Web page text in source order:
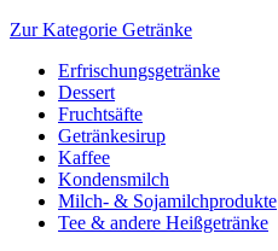
Zur Kategorie Getränke
Erfrischungsgetränke
Dessert
Fruchtsäfte
Getränkesirup
Kaffee
Kondensmilch
Milch- & Sojamilchprodukte
Tee & andere Heißgetränke